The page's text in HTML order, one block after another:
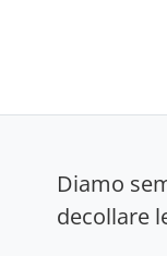
Diamo
decollare